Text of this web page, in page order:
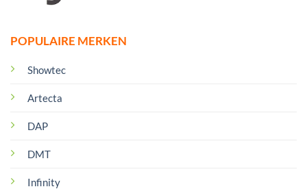
POPULAIRE MERKEN
Showtec
Artecta
DAP
DMT
Infinity